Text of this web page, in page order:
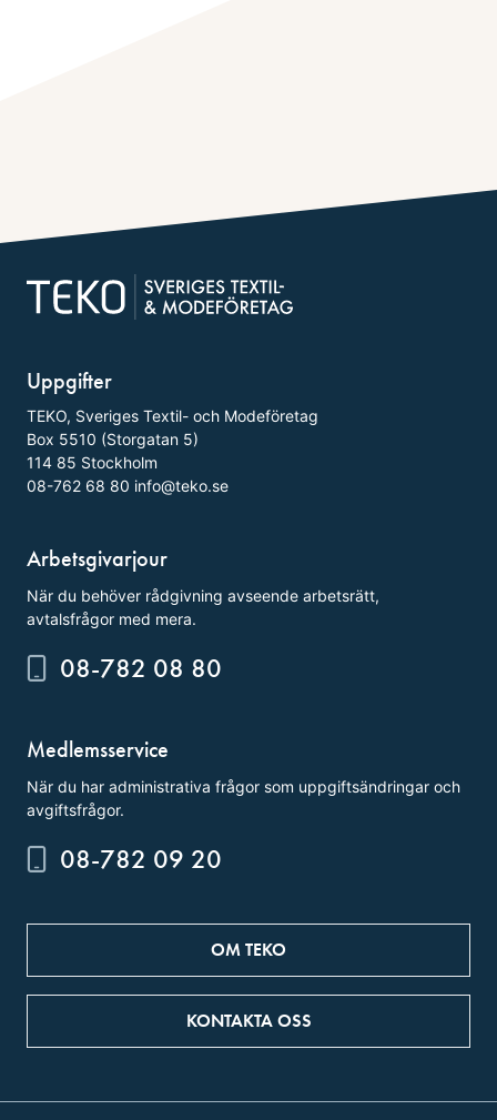
Uppgifter
TEKO, Sveriges Textil- och Modeföretag
Box 5510 (Storgatan 5)
114 85 Stockholm
08-762 68 80 info@teko.se
Arbetsgivarjour
När du behöver rådgivning avseende arbetsrätt,
avtalsfrågor med mera.
08-782 08 80
Medlemsservice
När du har administrativa frågor som uppgiftsändringar och
avgiftsfrågor.
08-782 09 20
OM TEKO
KONTAKTA OSS